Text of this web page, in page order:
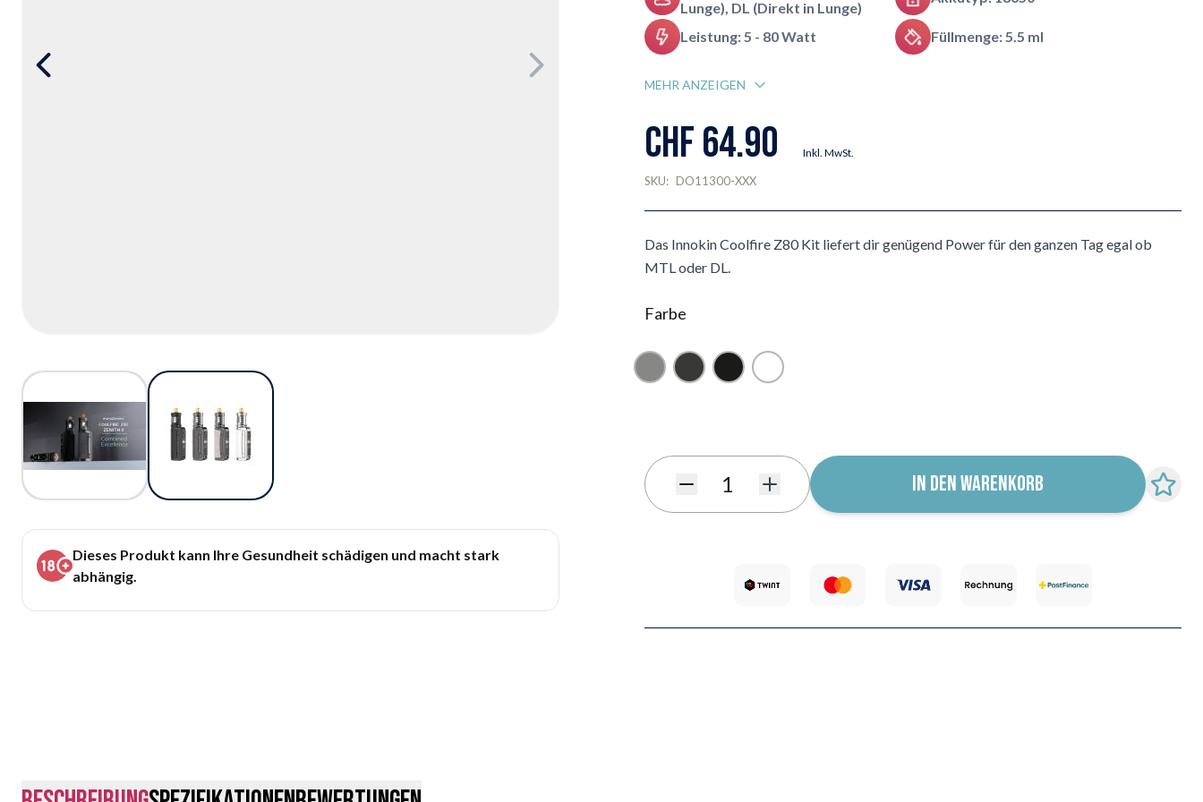
Dieses Produkt kann Ihre Gesundheit schädigen und macht stark
abhängig.
Lunge), DL (Direkt in Lunge)
Leistung: 5 - 80 Watt Füllmenge: 5.5 ml
MEHR ANZEIGEN
CHF 64.90 Inkl. MwSt.
SKU: DO11300-XXX
Das Innokin Coolfire Z80 Kit liefert dir genügend Power für den ganzen Tag egal ob
MTL oder DL.
Farbe
Grau GunmetalSchwarz Weiss
IN DEN WARENKORB